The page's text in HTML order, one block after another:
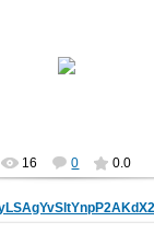
16 0 0.0